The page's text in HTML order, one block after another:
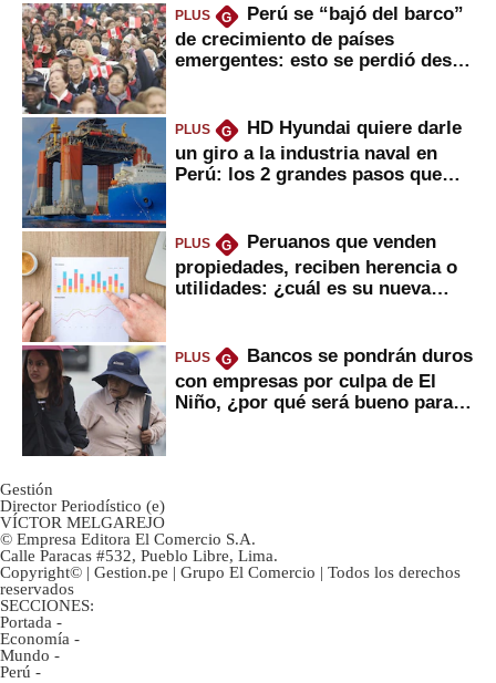
PLUS G
Perú se “bajó del barco”
de crecimiento de países
emergentes: esto se perdió desde
PLUS G
HD Hyundai quiere darle
un giro a la industria naval en
Perú: los 2 grandes pasos que
PLUS G
Peruanos que venden
propiedades, reciben herencia o
utilidades: ¿cuál es su nueva
PLUS G
Bancos se pondrán duros
con empresas por culpa de El
Niño, ¿por qué será bueno para
Gestión
Director Periodístico (e)
VÍCTOR MELGAREJO
© Empresa Editora El Comercio S.A.
Calle Paracas #532, Pueblo Libre, Lima.
Copyright© | Gestion.pe | Grupo El Comercio | Todos los derechos
reservados
SECCIONES:
Portada -
Economía -
Mundo -
Perú -